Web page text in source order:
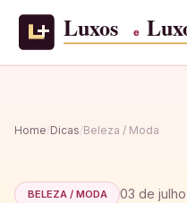
Home/Dicas/Beleza / Moda
BELEZA / MODA 03 de